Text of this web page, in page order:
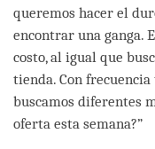
queremos hacer el
encontrar una ganga.
costo, al igual que
tienda. Con
buscamos diferentes
oferta esta semana?”